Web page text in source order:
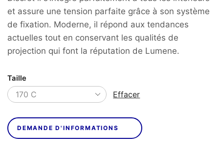
et assure une tension parfaite grâce à son système
de fixation. Moderne, il répond aux tendances
actuelles tout en conservant les qualités de
projection qui font la réputation de Lumene.
Taille
Effacer
DEMANDE D'INFORMATIONS